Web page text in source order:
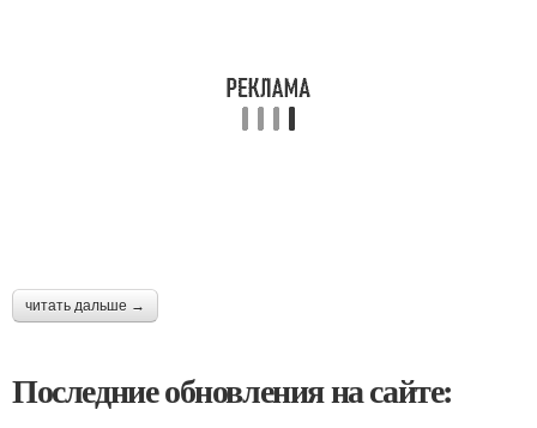
читать дальше →
Последние обновления на сайте: